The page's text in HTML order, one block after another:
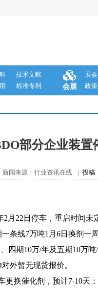
技术文献
标准专利 会展
展
政
部分企业装置
闻来源：行业资讯在线 | 投稿
月22日停车，重启时间未
条线7万吨1月6日换剂一
四期10万/年及五期10万吨
外暂无现货报价。
换催化剂，预计7-10天